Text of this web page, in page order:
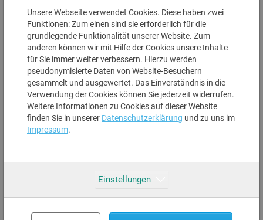
Verwalten der Kundenzugänge
Kunde erstellt zugehöriges Ticket
Übersicht des Kunden zu Maschinenpark mit
technischen Daten, Garantie, Servicegeschichte
und Dokumenten
Servicefälle anzeigen
Kundendokumente und Rechnungen anzeigen
In JIRA ist ein Kundenportal eingerichtet. Der Kundenzugang
wird über JIRA2SAP gesteuert. Der Kunde sieht in seinem Portal
Unsere Webseite verwendet Cookies. Diese haben zwei
Funktionen: Zum einen sind sie erforderlich für die
grundlegende Funktionalität unserer Website. Zum
anderen können wir mit Hilfe der Cookies unsere Inhalte
für Sie immer weiter verbessern. Hierzu werden
pseudonymisierte Daten von Website-Besuchern
gesammelt und ausgewertet. Das Einverständnis in die
Verwendung der Cookies können Sie jederzeit widerrufen.
Weitere Informationen zu Cookies auf dieser Website
finden Sie in unserer Datenschutzerklärung und zu uns im
Impressum.
Einstellungen